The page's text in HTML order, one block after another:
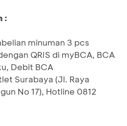
:
minuman 3 pcs
QRIS di myBCA, BCA
Debit BCA
Surabaya (Jl. Raya
No 17), Hotline 0812